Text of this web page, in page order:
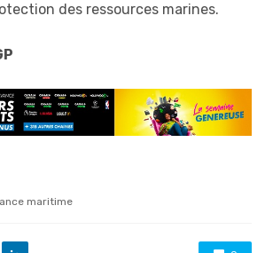
des ressources marines.
maritime